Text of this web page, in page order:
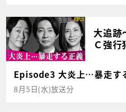
大追跡
Ｃ強
Episode3 大炎上…暴走す
8月5日(水)放送分